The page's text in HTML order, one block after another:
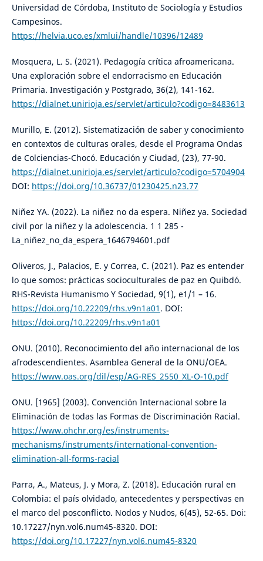
Universidad de Córdoba, Instituto de Sociología y Estudios
Campesinos.
https://helvia.uco.es/xmlui/handle/10396/12489
Mosquera, L. S. (2021). Pedagogía crítica afroamericana.
Una exploración sobre el endorracismo en Educación
Primaria. Investigación y Postgrado, 36(2), 141-162.
https://dialnet.unirioja.es/servlet/articulo?codigo=8483613
Murillo, E. (2012). Sistematización de saber y conocimiento
en contextos de culturas orales, desde el Programa Ondas
de Colciencias-Chocó. Educación y Ciudad, (23), 77-90.
https://dialnet.unirioja.es/servlet/articulo?codigo=5704904
DOI: https://doi.org/10.36737/01230425.n23.77
Niñez YA. (2022). La niñez no da espera. Niñez ya. Sociedad
civil por la niñez y la adolescencia. 1 1 285 -
La_niñez_no_da_espera_1646794601.pdf
Oliveros, J., Palacios, E. y Correa, C. (2021). Paz es entender
lo que somos: prácticas socioculturales de paz en Quibdó.
RHS-Revista Humanismo Y Sociedad, 9(1), e1/1 – 16.
https://doi.org/10.22209/rhs.v9n1a01 . DOI:
https://doi.org/10.22209/rhs.v9n1a01
ONU. (2010). Reconocimiento del año internacional de los
afrodescendientes. Asamblea General de la ONU/OEA.
https://www.oas.org/dil/esp/AG-RES_2550_XL-O-10.pdf
ONU. [1965] (2003). Convención Internacional sobre la
Eliminación de todas las Formas de Discriminación Racial.
https://www.ohchr.org/es/instruments-
mechanisms/instruments/international-convention-
elimination-all-forms-racial
Parra, A., Mateus, J. y Mora, Z. (2018). Educación rural en
Colombia: el país olvidado, antecedentes y perspectivas en
el marco del posconflicto. Nodos y Nudos, 6(45), 52-65. Doi:
10.17227/nyn.vol6.num45-8320. DOI:
https://doi.org/10.17227/nyn.vol6.num45-8320